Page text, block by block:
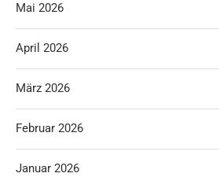
Mai 2026
April 2026
März 2026
Februar 2026
Januar 2026